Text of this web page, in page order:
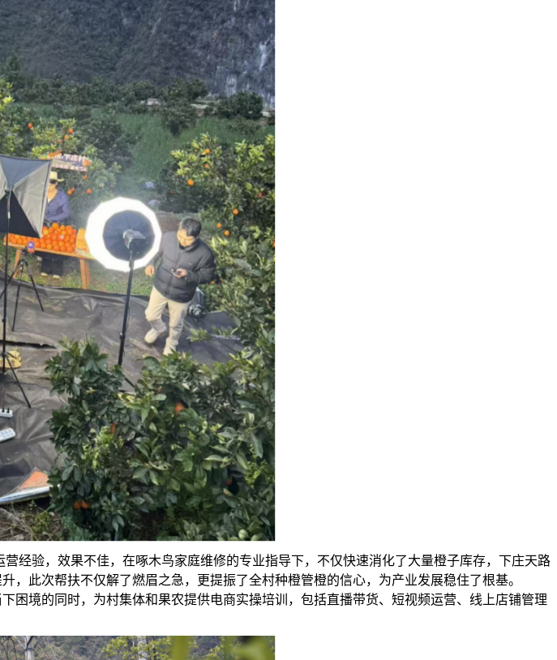
经验，效果不佳，在啄木鸟家庭维修的专业指导下，不仅快速消化了大量橙子库存，下庄天路
，此次帮扶不仅解了燃眉之急，更提振了全村种橙管橙的信心，为产业发展稳住了根基。
困境的同时，为村集体和果农提供电商实操培训，包括直播带货、短视频运营、线上店铺管理